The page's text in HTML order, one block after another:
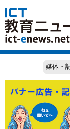
媒体・